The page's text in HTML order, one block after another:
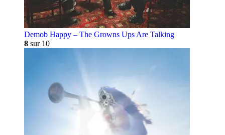
Demob Happy – The Growns Ups Are Talking
8 sur 10